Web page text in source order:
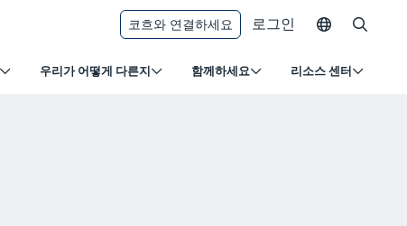
우리가 어떻게 다른지 함께하세요 리소스 센터
코흐와 연결하세요 로그인